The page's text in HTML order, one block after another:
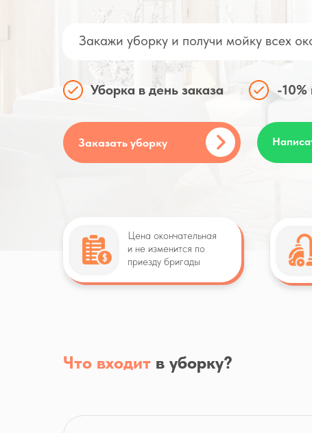
Закажи уборку и получи мойку всех
Уборка в день заказа -10%
Заказать уборку
Цена окончательная
и не изменится по
приезду бригады
Что входит в уборку?